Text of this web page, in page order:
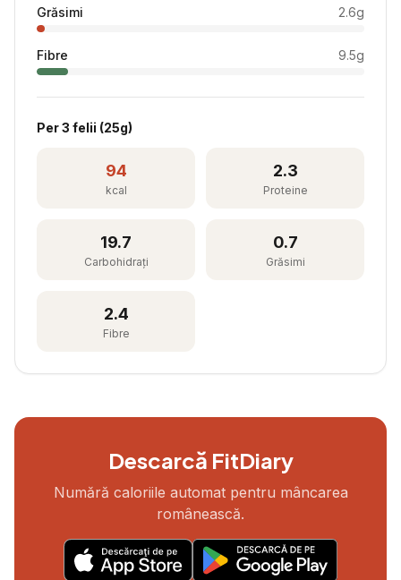
Grăsimi 2.6g
Fibre 9.5g
Per3 felii (25g)
94
kcal
2.3
Proteine
19.7
Carbohidrați
0.7
Grăsimi
2.4
Fibre
Descarcă FitDiary
Numără caloriile automat pentru mâncarea
românească.